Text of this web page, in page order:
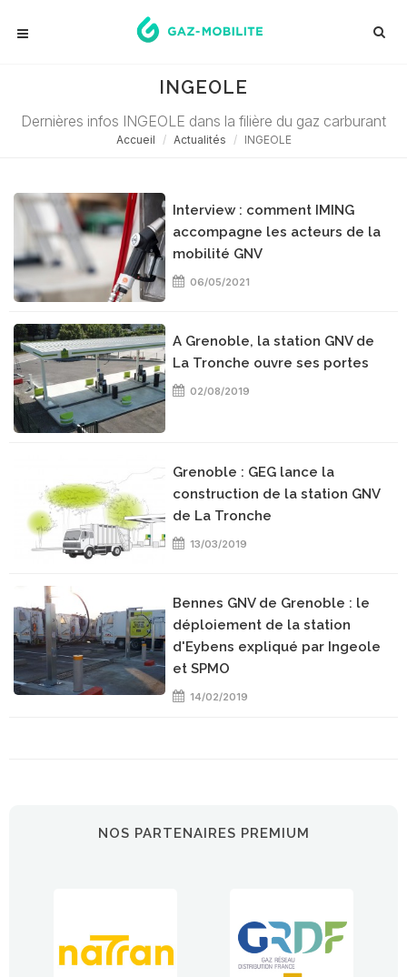
INGEOLE
Dernières infos INGEOLE dans la filière du gaz carburant
Accueil Actualités INGEOLE
Interview : comment IMING
accompagne les acteurs de la
mobilité GNV
06/05/2021
A Grenoble, la station GNV de
La Tronche ouvre ses portes
02/08/2019
Grenoble : GEG lance la
construction de la station GNV
de La Tronche
13/03/2019
Bennes GNV de Grenoble : le
déploiement de la station
d'Eybens expliqué par Ingeole
et SPMO
14/02/2019
NOS PARTENAIRES PREMIUM